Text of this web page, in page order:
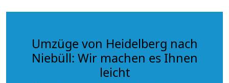
Umzüge von Heidelberg nach
Niebüll: Wir machen es Ihnen
leicht